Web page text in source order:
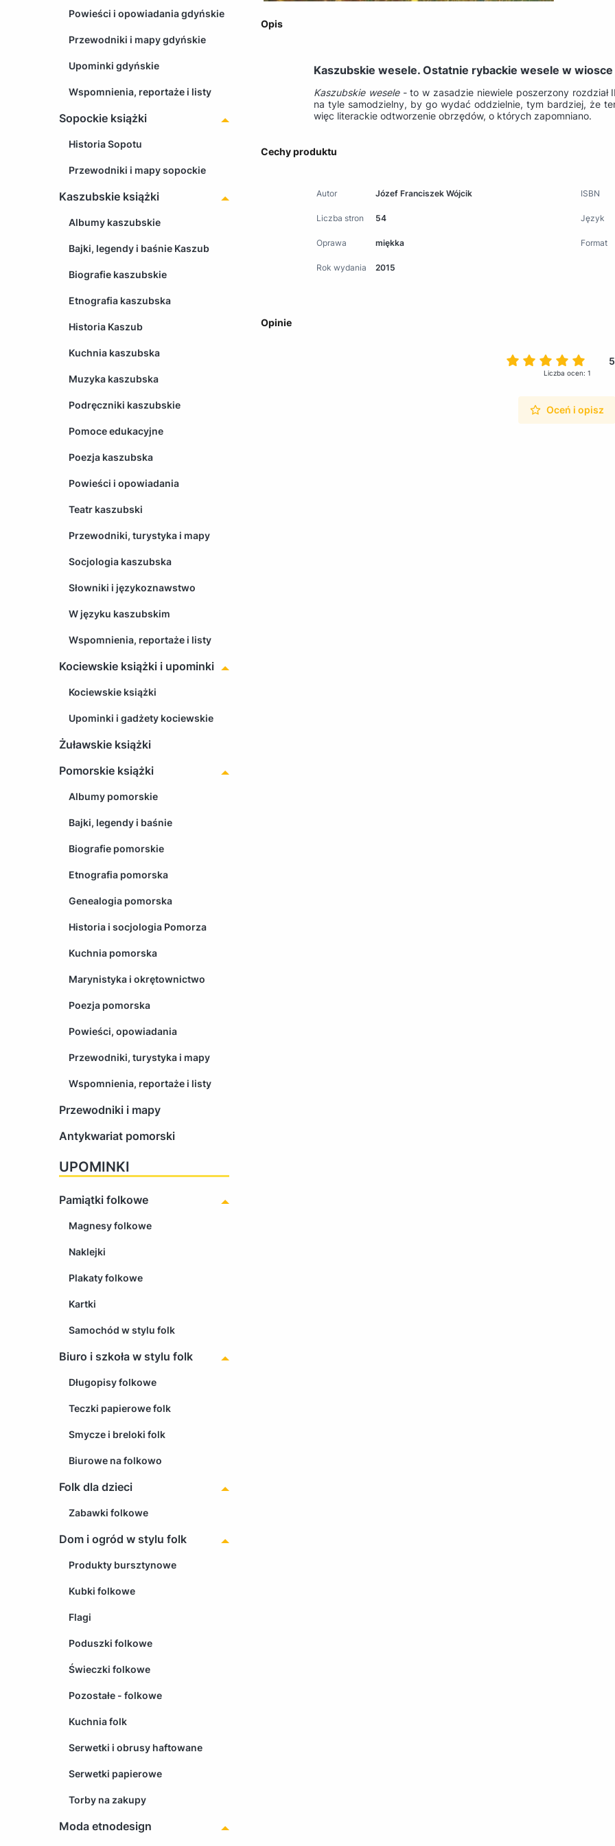
Powieści i opowiadania gdyńskie
Przewodniki i mapy gdyńskie
Upominki gdyńskie
Wspomnienia, reportaże i listy
Sopockie książki
Historia Sopotu
Przewodniki i mapy sopockie
Kaszubskie książki
Albumy kaszubskie
Bajki, legendy i baśnie Kaszub
Biografie kaszubskie
Etnografia kaszubska
Historia Kaszub
Kuchnia kaszubska
Muzyka kaszubska
Podręczniki kaszubskie
Pomoce edukacyjne
Poezja kaszubska
Powieści i opowiadania
Teatr kaszubski
Przewodniki, turystyka i mapy
Socjologia kaszubska
Słowniki i językoznawstwo
W języku kaszubskim
Wspomnienia, reportaże i listy
Kociewskie książki i upominki
Kociewskie książki
Upominki i gadżety kociewskie
Żuławskie książki
Pomorskie książki
Albumy pomorskie
Bajki, legendy i baśnie
Biografie pomorskie
Etnografia pomorska
Genealogia pomorska
Historia i socjologia Pomorza
Kuchnia pomorska
Marynistyka i okrętownictwo
Poezja pomorska
Powieści, opowiadania
Przewodniki, turystyka i mapy
Wspomnienia, reportaże i listy
Przewodniki i mapy
Antykwariat pomorski
UPOMINKI
Pamiątki folkowe
Magnesy folkowe
Naklejki
Plakaty folkowe
Kartki
Samochód w stylu folk
Biuro i szkoła w stylu folk
Długopisy folkowe
Teczki papierowe folk
Smycze i breloki folk
Biurowe na folkowo
Folk dla dzieci
Zabawki folkowe
Dom i ogród w stylu folk
Produkty bursztynowe
Kubki folkowe
Flagi
Poduszki folkowe
Świeczki folkowe
Pozostałe - folkowe
Kuchnia folk
Serwetki i obrusy haftowane
Serwetki papierowe
Torby na zakupy
Moda etnodesign
Opis
Kaszubskie wesele. Ostatnie rybackie wesele w wiosce
Kaszubskie wesele- to w zasadzie niewiele poszerzony rozdział
na tyle samodzielny, by go wydać oddzielnie, tym bardziej, że
więc literackie odtworzenie obrzędów, o których zapomniano.
Cechy produktu
Autor Józef Franciszek Wójcik ISBN
Liczba stron 54 Język
Oprawa miękka Format
Rok wydania 2015
Opinie
Liczba ocen: 1
Oceń i opisz